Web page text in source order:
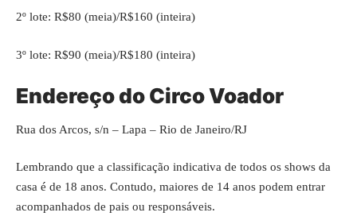
2º lote: R$80 (meia)/R$160 (inteira)
3º lote: R$90 (meia)/R$180 (inteira)
Endereço do Circo Voador
Rua dos Arcos, s/n – Lapa – Rio de Janeiro/RJ
Lembrando que a classificação indicativa de todos os shows da
casa é de 18 anos. Contudo, maiores de 14 anos podem entrar
acompanhados de pais ou responsáveis.